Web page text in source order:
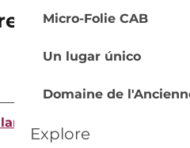
Micro-Folie CAB
Un lugar único
Domaine de
Explore
un error